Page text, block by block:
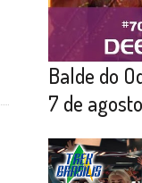
Balde do
7 de